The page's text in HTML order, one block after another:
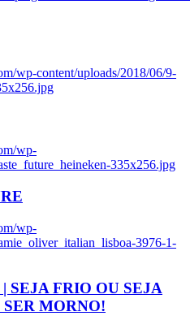
wp-content/uploads/2018/06/9-
wp-
335x256.jpg
wp-
3976-1-
SEJA FRIO OU SEJA
MORNO!